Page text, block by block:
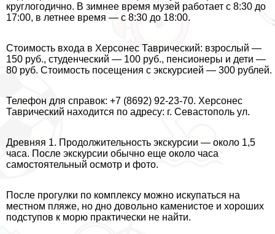
круглогодично. В зимнее время музей работает с 8:30 до
17:00, в летнее время — с 8:30 до 18:00.
Стоимость входа в Херсонес Таврический: взрослый —
150 руб., студенческий — 100 руб., пенсионеры и дети —
80 руб. Стоимость посещения с экскурсией — 300 рублей.
Телефон для справок: +7 (8692) 92-23-70. Херсонес
Таврический находится по адресу: г. Севастополь ул.
Древняя 1. Продолжительность экскурсии — около 1,5
часа. После экскурсии обычно еще около часа
самостоятельный осмотр и фото.
После прогулки по комплексу можно искупаться на
местном пляже, но дно довольно каменистое и хороших
подступов к морю пpaктически не найти.